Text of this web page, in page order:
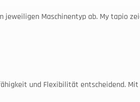
jeweiligen Maschinentyp ab. My tapio
und Flexibilität entscheidend.